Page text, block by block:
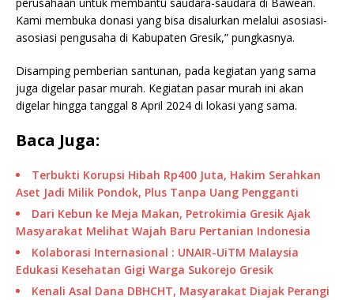
Kami membuka donasi yang bisa disalurkan melalui asosiasi-
asosiasi pengusaha di Kabupaten Gresik,” pungkasnya.
Disamping pemberian santunan, pada kegiatan yang sama
juga digelar pasar murah. Kegiatan pasar murah ini akan
digelar hingga tanggal 8 April 2024 di lokasi yang sama.
Baca Juga:
Terbukti Korupsi Hibah Rp400 Juta, Hakim Serahkan
Aset Jadi Milik Pondok, Plus Tanpa Uang Pengganti
Dari Kebun ke Meja Makan, Petrokimia Gresik Ajak
Masyarakat Melihat Wajah Baru Pertanian Indonesia
Kolaborasi Internasional : UNAIR-UiTM Malaysia
Edukasi Kesehatan Gigi Warga Sukorejo Gresik
Kenali Asal Dana DBHCHT, Masyarakat Diajak Perangi